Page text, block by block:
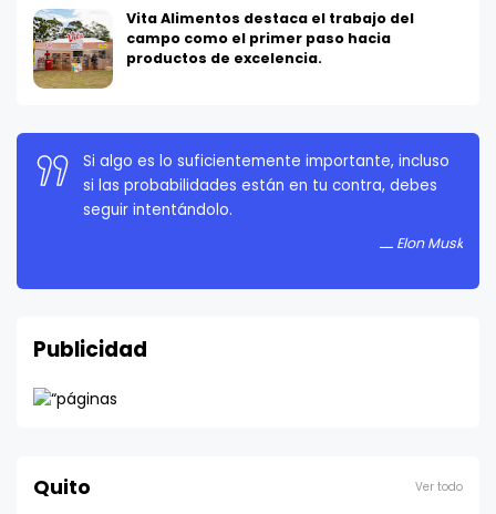
Vita Alimentos destaca el trabajo del
campo como el primer paso hacia
productos de excelencia.
Si algo es lo suficientemente importante, incluso
si las probabilidades están en tu contra, debes
seguir intentándolo.
Elon Musk
Publicidad
Quito Ver todo